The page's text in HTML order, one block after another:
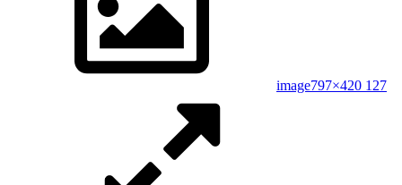
image797×420 127